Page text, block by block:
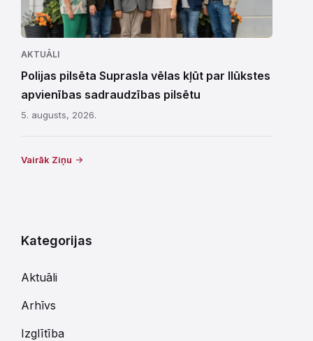
AKTUĀLI
Polijas pilsēta Suprasla vēlas kļūt par Ilūkstes
apvienības sadraudzības pilsētu
5. augusts, 2026.
Vairāk Ziņu
Kategorijas
Aktuāli
Arhīvs
Izglītība